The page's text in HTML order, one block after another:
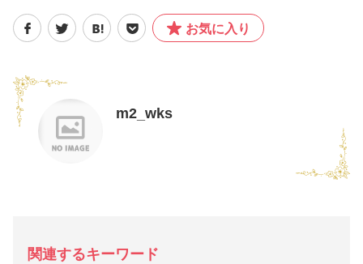
お気に入り
m2_wks
関連するキーワード